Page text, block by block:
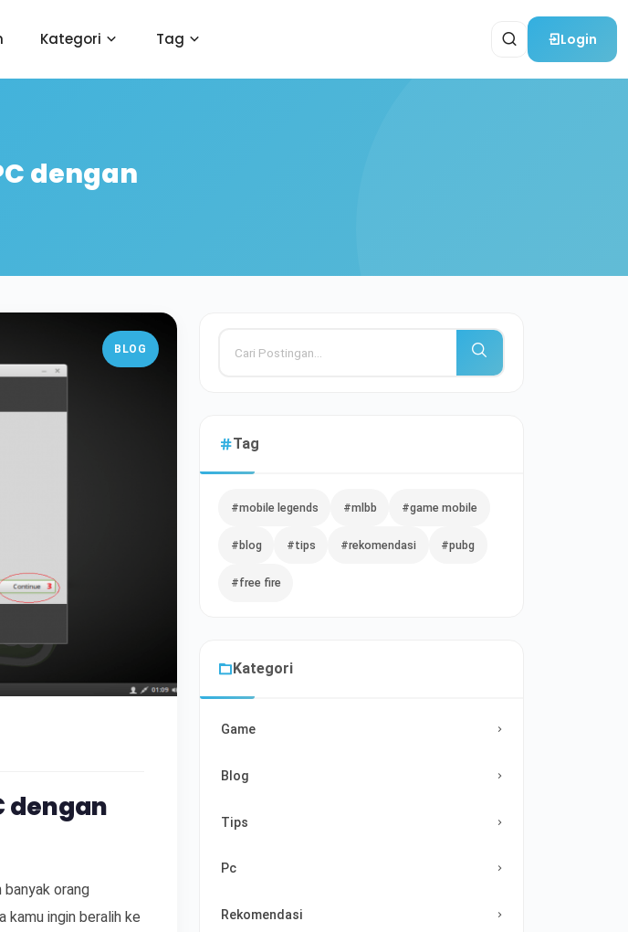
Kategori Tag Login
dengan
BLOG
dengan
banyak orang
kamu ingin beralih ke
Tag
#mobile legends #mlbb #game mobile
#blog #tips #rekomendasi #pubg
#free fire
Kategori
Game
Blog
Tips
Pc
Rekomendasi